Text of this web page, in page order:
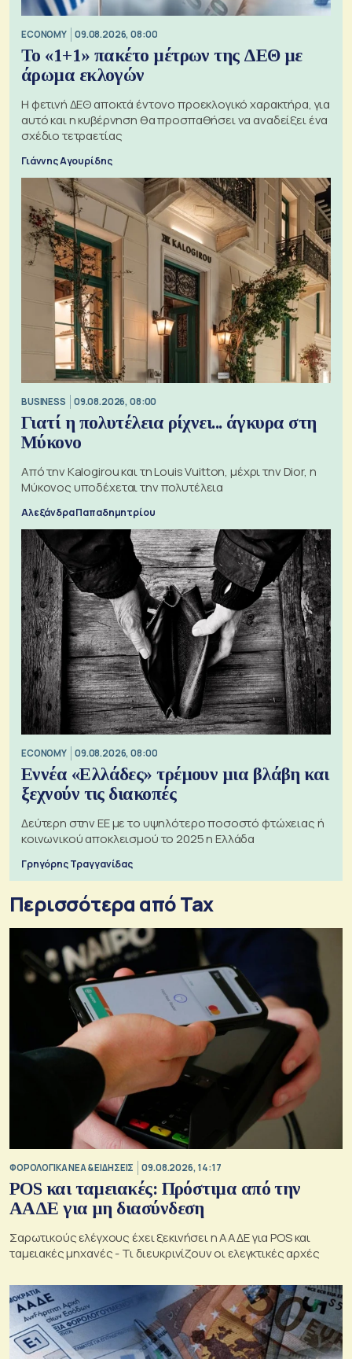
ECONOMY 09.08.2026, 08:00
Το «1+1» πακέτο μέτρων της ΔΕΘ με
άρωμα εκλογών
Η φετινή ΔΕΘ αποκτά έντονο προεκλογικό χαρακτήρα, για
αυτό και η κυβέρνηση θα προσπαθήσει να αναδείξει ένα
σχέδιο τετραετίας
Γιάννης Αγουρίδης
BUSINESS 09.08.2026, 08:00
Γιατί η πολυτέλεια ρίχνει... άγκυρα στη
Μύκονο
Από την Kalogirou και τη Louis Vuitton, μέχρι την Dior, η
Μύκονος υποδέχεται την πολυτέλεια
Αλεξάνδρα Παπαδημητρίου
ECONOMY 09.08.2026, 08:00
Εννέα «Ελλάδες» τρέμουν μια βλάβη και
ξεχνούν τις διακοπές
Δεύτερη στην ΕΕ με το υψηλότερο ποσοστό φτώχειας ή
κοινωνικού αποκλεισμού το 2025 η Ελλάδα
Γρηγόρης Τραγγανίδας
Περισσότερα από Tax
ΦΟΡΟΛΟΓΙΚΑ ΝΕΑ & EΙΔΗΣΕΙΣ 09.08.2026, 14:17
POS και ταμειακές: Πρόστιμα από την
ΑΑΔΕ για μη διασύνδεση
Σαρωτικούς ελέγχους έχει ξεκινήσει η ΑΑΔΕ για POS και
ταμειακές μηχανές - Τι διευκρινίζουν οι ελεγκτικές αρχές